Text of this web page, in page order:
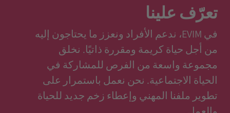
تعرّف علينا
في EVIM، ندعم الأفراد ونعزز ما يحتاجون إليه
من أجل حياة كريمة ومقررة ذاتيًا. نخلق
مجموعة واسعة من الفرص للمشاركة في
الحياة الاجتماعية. نحن نعمل باستمرار على
تطوير ملفنا المهني وإعطاء زخم جديد للحياة